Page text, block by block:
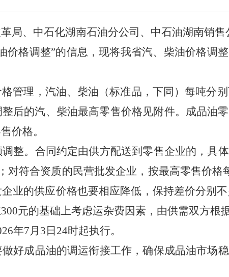
局、中石化湖南石油分公司、中石油湖南销售
价格调整”的信息，现将我省汽、柴油价格调
管理，汽油、柴油（标准品，下同）每吨分别
后的汽、柴油最高零售价格见附件。成品油
售价格。
整。合同约定由供方配送到零售企业的，具
对符合资质的民营批发企业，按最高零售价格
业的供应价格也要相应降低，保持差价分别
元的基础上考虑运杂费因素，由供需双方根
26年7月 3 日24时起执行。
好成品油的调运衔接工作，确保成品油市场